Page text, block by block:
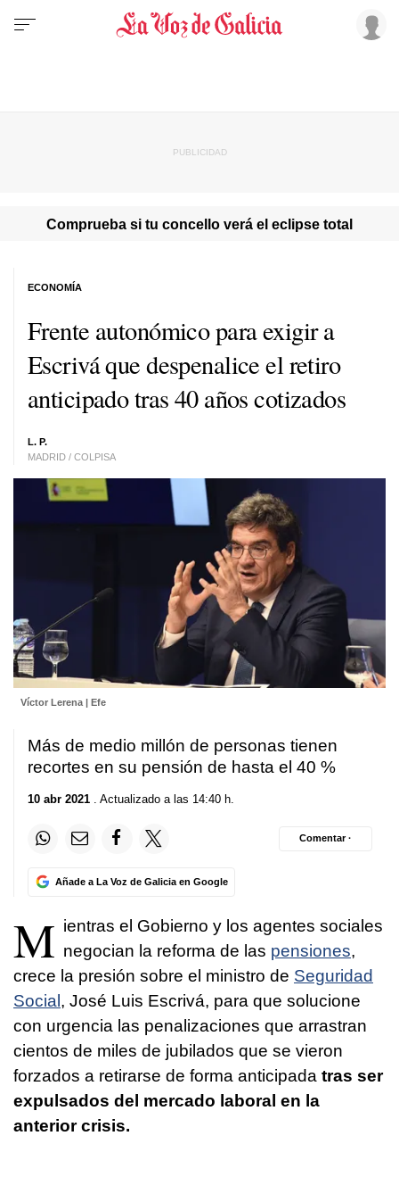
Comprueba si tu concello verá el eclipse total
Frente autonómico para exigir a
Escrivá que despenalice el retiro
anticipado tras 40 años cotizados
L. P.
MADRID / COLPISA
ECONOMÍA
Víctor Lerena | Efe
Más de medio millón de personas tienen
recortes en su pensión de hasta el 40 %
10 abr 2021 . Actualizado a las 14:40 h.
Añade a La Voz de Galicia en Google
Comentar ·
M ientras el Gobierno y los agentes sociales
negocian la reforma de las pensiones,
crece la presión sobre el ministro de Seguridad
Social, José Luis Escrivá, para que solucione
con urgencia las penalizaciones que arrastran
cientos de miles de jubilados que se vieron
forzados a retirarse de forma anticipada tras ser
expulsados del mercado laboral en la
anterior crisis.